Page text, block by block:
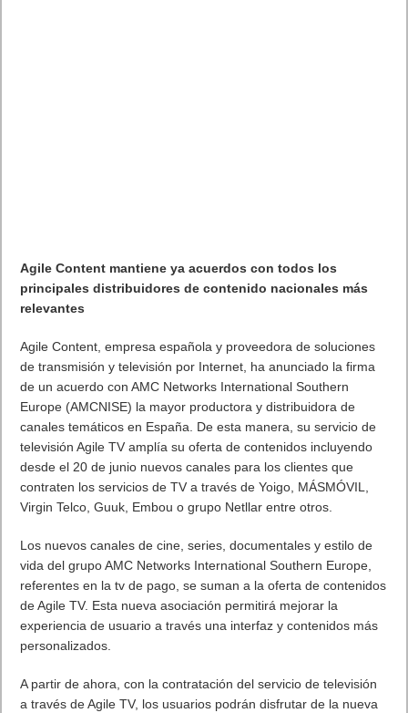
Agile Content mantiene ya acuerdos con todos los
principales distribuidores de contenido nacionales más
relevantes
Agile Content, empresa española y proveedora de soluciones
de transmisión y televisión por Internet, ha anunciado la firma
de un acuerdo con AMC Networks International Southern
Europe (AMCNISE) la mayor productora y distribuidora de
canales temáticos en España. De esta manera, su servicio de
televisión Agile TV amplía su oferta de contenidos incluyendo
desde el 20 de junio nuevos canales para los clientes que
contraten los servicios de TV a través de Yoigo, MÁSMÓVIL,
Virgin Telco, Guuk, Embou o grupo Netllar entre otros.
Los nuevos canales de cine, series, documentales y estilo de
vida del grupo AMC Networks International Southern Europe,
referentes en la tv de pago, se suman a la oferta de contenidos
de Agile TV. Esta nueva asociación permitirá mejorar la
experiencia de usuario a través una interfaz y contenidos más
personalizados.
A partir de ahora, con la contratación del servicio de televisión
a través de Agile TV, los usuarios podrán disfrutar de la nueva